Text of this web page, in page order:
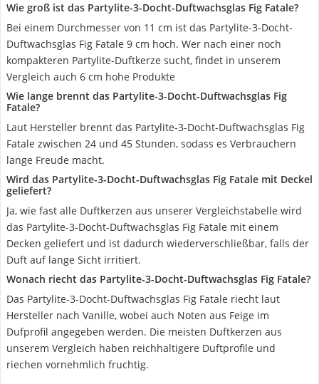
Wie groß ist das Partylite-3-Docht-Duftwachsglas Fig Fatale?
Bei einem Durchmesser von 11 cm ist das Partylite-3-Docht-
Duftwachsglas Fig Fatale 9 cm hoch. Wer nach einer noch
kompakteren Partylite-Duftkerze sucht, findet in unserem
Vergleich auch 6 cm hohe Produkte
Wie lange brennt das Partylite-3-Docht-Duftwachsglas Fig
Fatale?
Laut Hersteller brennt das Partylite-3-Docht-Duftwachsglas Fig
Fatale zwischen 24 und 45 Stunden, sodass es Verbrauchern
lange Freude macht.
Wird das Partylite-3-Docht-Duftwachsglas Fig Fatale mit Deckel
geliefert?
Ja, wie fast alle Duftkerzen aus unserer Vergleichstabelle wird
das Partylite-3-Docht-Duftwachsglas Fig Fatale mit einem
Decken geliefert und ist dadurch wiederverschließbar, falls der
Duft auf lange Sicht irritiert.
Wonach riecht das Partylite-3-Docht-Duftwachsglas Fig Fatale?
Das Partylite-3-Docht-Duftwachsglas Fig Fatale riecht laut
Hersteller nach Vanille, wobei auch Noten aus Feige im
Dufprofil angegeben werden. Die meisten Duftkerzen aus
unserem Vergleich haben reichhaltigere Duftprofile und
riechen vornehmlich fruchtig.